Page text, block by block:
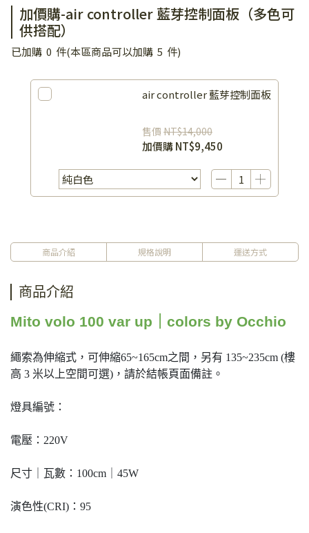
加價購-air controller 藍芽控制面板（多色可
供搭配）
已加購 0 件(本區商品可以加購 5 件)
air controller 藍芽控制面板
售價 NT$14,000
加價購NT$9,450
商品介紹 規格說明 運送方式
商品介紹
Mito volo 100 var up｜colors by Occhio
繩索為伸縮式，可伸縮65~165cm之間，另有 135~235cm (樓
高 3 米以上空間可選)，請於結帳頁面備註。
燈具編號：
電壓：220V
尺寸｜瓦數：100cm｜45W
演色性(CRI)：95